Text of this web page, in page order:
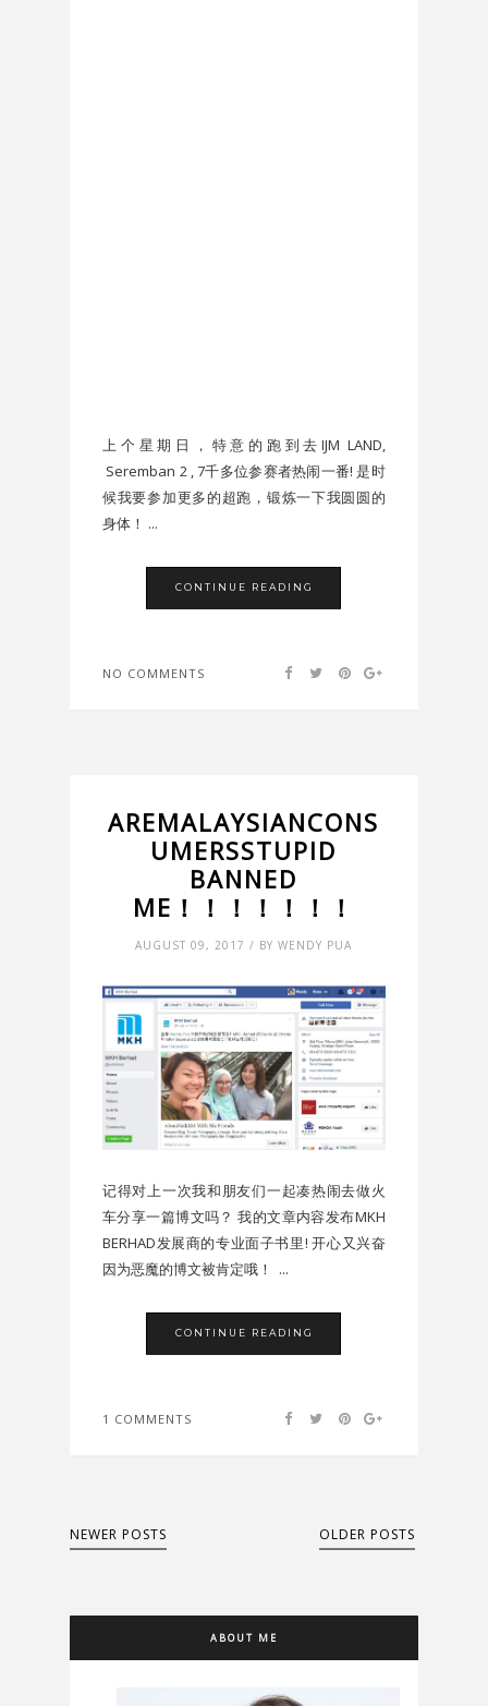
上个星期日，特意的跑到去IJM LAND,
Seremban 2 , 7千多位参赛者热闹一番! 是时
候我要参加更多的超跑，锻炼一下我圆圆的
身体！ ...
CONTINUE READING
NO COMMENTS
AREMALAYSIANCONS
UMERSSTUPID
BANNED
ME！！！！！！！
AUGUST 09, 2017 / BY WENDY PUA
记得对上一次我和朋友们一起凑热闹去做火
车分享一篇博文吗？ 我的文章内容发布MKH
BERHAD发展商的专业面子书里! 开心又兴奋
因为恶魔的博文被肯定哦！ ...
CONTINUE READING
1 COMMENTS
NEWER POSTS OLDER POSTS
ABOUT ME